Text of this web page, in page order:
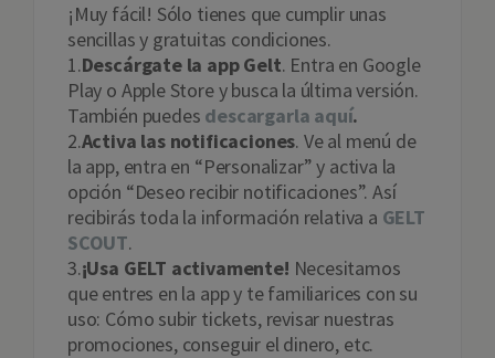
¡Muy fácil! Sólo tienes que cumplir unas
sencillas y gratuitas condiciones.
1.Descárgate la app Gelt. Entra en Google
Play o Apple Store y busca la última versión.
También puedes descargarla aquí.
2.Activa las notificaciones. Ve al menú de
la app, entra en “Personalizar” y activa la
opción “Deseo recibir notificaciones”. Así
recibirás toda la información relativa a GELT
SCOUT.
3.¡Usa GELT activamente! Necesitamos
que entres en la app y te familiarices con su
uso: Cómo subir tickets, revisar nuestras
promociones, conseguir el dinero, etc.